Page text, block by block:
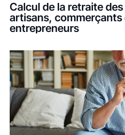
Calcul de la retraite
artisans,
entrepreneurs